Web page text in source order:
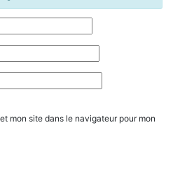
mon site dans le navigateur pour mon